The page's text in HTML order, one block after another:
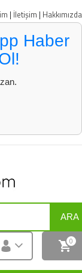
| İletişim | Hakkımızda
Haber
ARA
0